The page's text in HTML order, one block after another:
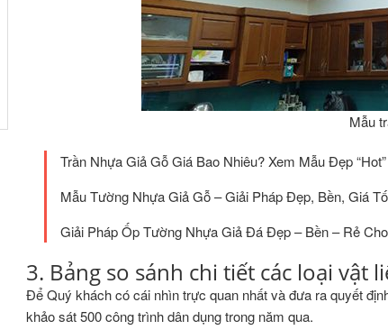
Mẫu
Trần Nhựa Giả Gỗ Giá Bao Nhiêu? Xem Mẫu Đẹp
Mẫu Tường Nhựa Giả Gỗ – Giải Pháp Đẹp, Bền, Giá
Giải Pháp Ốp Tường Nhựa Giả Đá Đẹp – Bền – Rẻ
3. Bảng so sánh chi tiết các loại vật
Để Quý khách có cái nhìn trực quan nhất và đưa ra quyết
khảo sát 500 công trình dân dụng trong năm qua.